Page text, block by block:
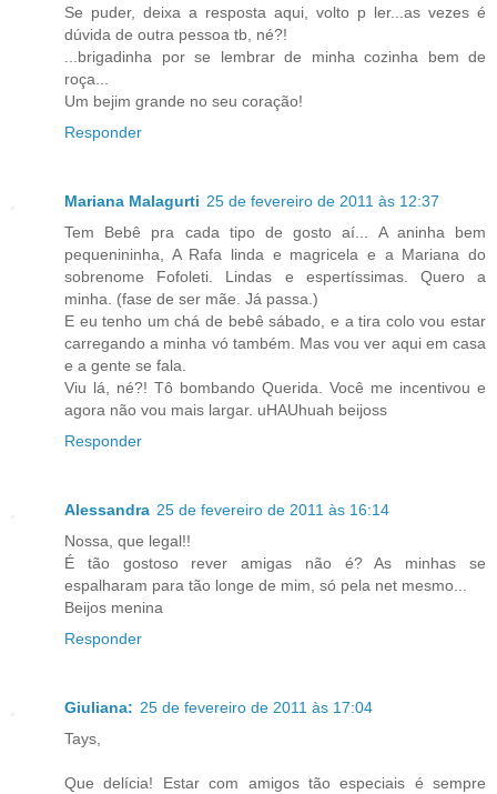
Se puder, deixa a resposta aqui, volto p ler...as vezes é
dúvida de outra pessoa tb, né?!
...brigadinha por se lembrar de minha cozinha bem de
roça...
Um bejim grande no seu coração!
Responder
Mariana Malagurti 25 de fevereiro de 2011 às 12:37
Tem Bebê pra cada tipo de gosto aí... A aninha bem
pequenininha, A Rafa linda e magricela e a Mariana do
sobrenome Fofoleti. Lindas e espertíssimas. Quero a
minha. (fase de ser mãe. Já passa.)
E eu tenho um chá de bebê sábado, e a tira colo vou estar
carregando a minha vó também. Mas vou ver aqui em casa
e a gente se fala.
Viu lá, né?! Tô bombando Querida. Você me incentivou e
agora não vou mais largar. uHAUhuah beijoss
Responder
Alessandra 25 de fevereiro de 2011 às 16:14
Nossa, que legal!!
É tão gostoso rever amigas não é? As minhas se
espalharam para tão longe de mim, só pela net mesmo...
Beijos menina
Responder
Giuliana: 25 de fevereiro de 2011 às 17:04
Tays,
Que delícia! Estar com amigos tão especiais é sempre